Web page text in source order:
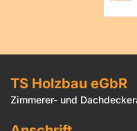
TS Holzbau eGbR
Zimmerer- und